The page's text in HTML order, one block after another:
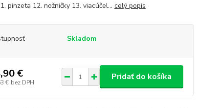
pinzeta 12. nožničky 13. viacúčel... celý popis
Skladom
€
€ bez DPH
Pridať do košíka